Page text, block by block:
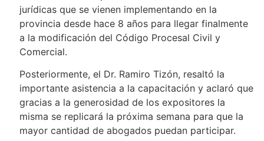
jurídicas que se vienen implementando en la
provincia desde hace 8 años para llegar finalmente
a la modificación del Código Procesal Civil y
Comercial.
Posteriormente, el Dr. Ramiro Tizón, resaltó la
importante asistencia a la capacitación y aclaró que
gracias a la generosidad de los expositores la
misma se replicará la próxima semana para que la
mayor cantidad de abogados puedan participar.